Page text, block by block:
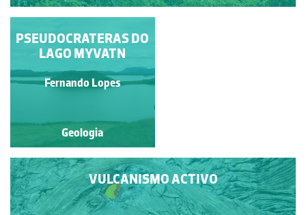
FORMAÇÃO DE
PSEUDOCRATERAS
Fernando Lopes
Geologia
PSEUDOCRATERAS DO
LAGO MYVATN
Fernando Lopes
Geologia
VULCANISMO ACTIVO